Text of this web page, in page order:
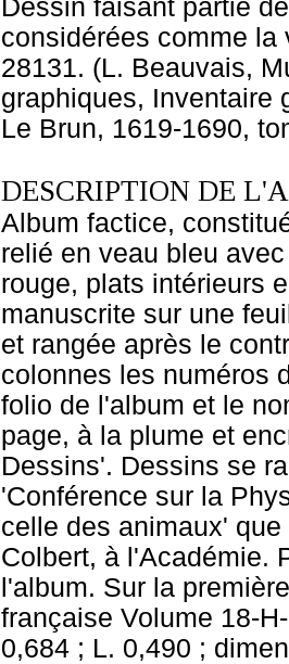
Dessin faisant partie
considérées comme la
28131. (L. Beauvais,
graphiques, Inventaire
Le Brun, 1619-1690,
DESCRIPTION DE
Album factice,
relié en veau bleu
rouge, plats intérieurs
manuscrite sur une
et rangée après le
colonnes les numéros
folio de l'album et le
page, à la plume et
Dessins'. Dessins se
'Conférence sur la
celle des animaux'
Colbert, à l'Académie.
l'album. Sur la
française Volume 18-
0,684 ; L. 0,490 ;